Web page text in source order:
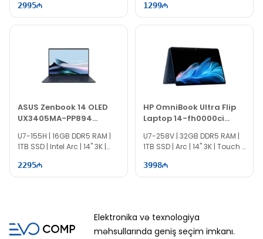
Win11
2995 1299
ASUS Zenbook 14 OLED
UX3405MA-PP894
90NB11R1-M01JU0
U7-155H | 16GB DDR5 RAM |
1TB SSD | Intel Arc | 14" 3K |
2295
HP OmniBook Ultra Flip
Laptop 14-fh0000ci
B54Z8EA
U7-258V | 32GB DDR5 RAM |
1TB SSD | Arc | 14" 3K | Touch |
3998
Elektronika və texnologiya
məhsullarında geniş seçim imkanı.